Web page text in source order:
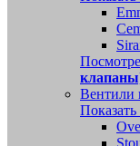
Вентили